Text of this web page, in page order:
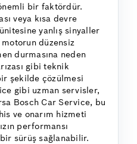
bir faktördür.
veya kısa devre
yanlış sinyaller
düzensiz
durmasına neden
gibi teknik
şekilde çözülmesi
gibi uzman servisler,
Bosch Car Service, bu
ve onarım hizmeti
performansı
sürüş sağlanabilir.